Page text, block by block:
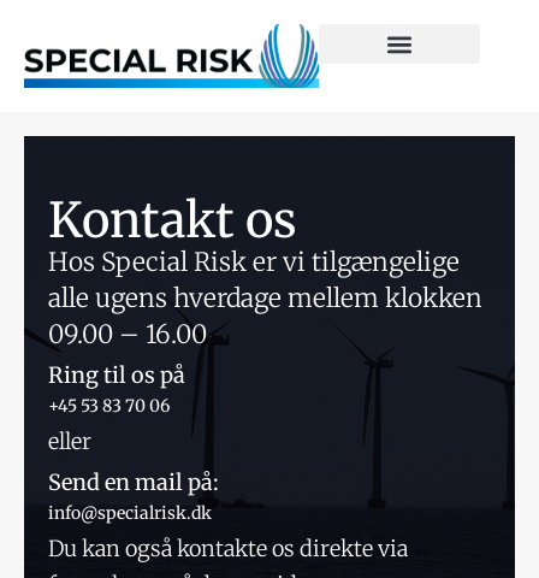
Kontakt os
Hos Special Risk er vi tilgængelige
alle ugens hverdage mellem klokken
09.00 – 16.00
Ring til os på
+45 53 83 70 06
eller
Send en mail på:
info@specialrisk.dk
Du kan også kontakte os direkte via